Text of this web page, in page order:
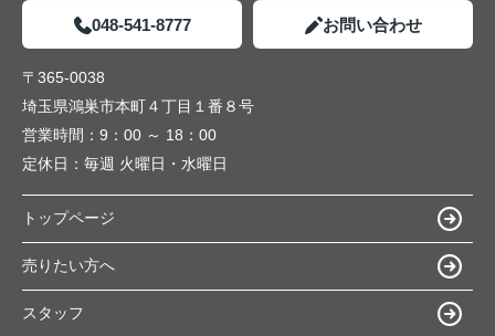
048-541-8777 お問い合わせ
〒365-0038
埼玉県鴻巣市本町４丁目１番８号
営業時間： 9：00 ～ 18：00
定休日： 毎週 火曜日・水曜日
トップページ
売りたい方へ
スタッフ